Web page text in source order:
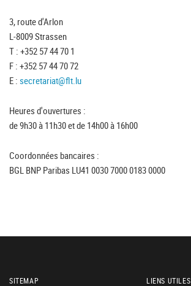
3, route d'Arlon
L-8009 Strassen
T : +352 57 44 70 1
F : +352 57 44 70 72
E : secretariat@flt.lu
Heures d'ouvertures :
de 9h30 à 11h30 et de 14h00 à 16h00
Coordonnées bancaires :
BGL BNP Paribas LU41 0030 7000 0183 0000
SITEMAP LIENS UTILES